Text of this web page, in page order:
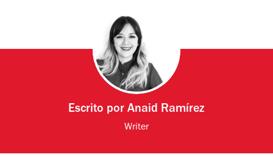
Escrito porAnaid Ramírez
Writer